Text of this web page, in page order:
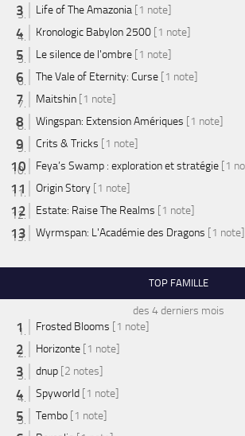
Life of The Amazonia [1 note]
Kronologic Babylon 2500 [1 note]
Le silence de l'ombre [1 note]
The Vale of Eternity: Curse [1 note]
Maitshin [1 note]
Wingspan: Extension Amériques [1 note]
Crits & Tricks [1 note]
Feya’s Swamp : exploration et stratégie [1
Origin Story [1 note]
Estate: Raise The Realms [1 note]
Wyrmspan: L'Académie des Dragons [1 note]
TOP FAMILLE
des 4 derniers mois
Frosted Blooms [1 note]
Horizonte [1 note]
dnup [2 notes]
Spyworld [1 note]
Tembo [1 note]